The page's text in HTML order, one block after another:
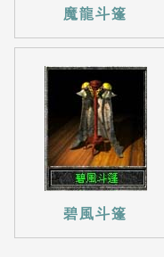
魔龍斗篷
碧風斗篷